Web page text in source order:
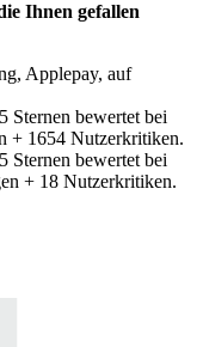
Ihnen gefallen
Applepay, auf
5 Sternen bewertet bei
+ 1654 Nutzerkritiken.
5 Sternen bewertet bei
+ 18 Nutzerkritiken.